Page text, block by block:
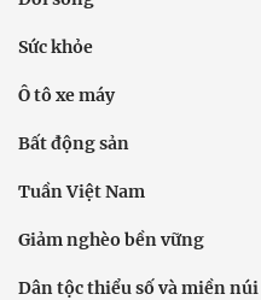
Sức khỏe
Ô tô xe máy
Bất động sản
Tuần Việt Nam
Giảm nghèo bền vững
Dân tộc thiểu số và miền núi